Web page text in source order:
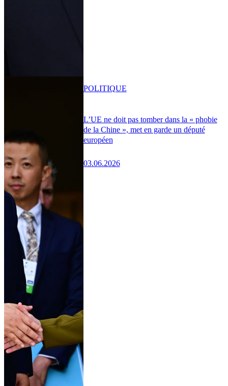
L’UE ne doit pas tomber dans la « phobie
de la Chine », met en garde un député
européen
03.06.2026
POLITIQUE